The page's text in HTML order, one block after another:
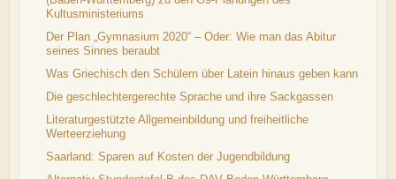
Kultusministeriums
Der Plan „Gymnasium 2020“ – Oder: Wie man das Abitur
seines Sinnes beraubt
Was Griechisch den Schülern über Latein hinaus geben kann
Die geschlechtergerechte Sprache und ihre Sackgassen
Literaturgestützte Allgemeinbildung und freiheitliche
Werteerziehung
Saarland: Sparen auf Kosten der Jugendbildung